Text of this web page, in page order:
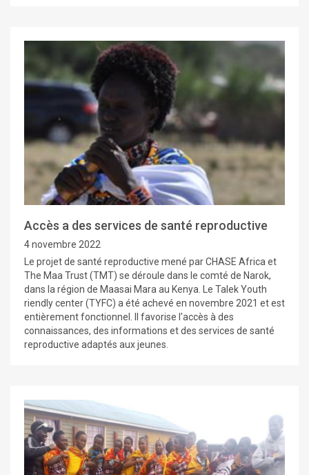
Accès a des services de santé reproductive
4 novembre 2022
Le projet de santé reproductive mené par CHASE Africa et
The Maa Trust (TMT) se déroule dans le comté de Narok,
dans la région de Maasai Mara au Kenya. Le Talek Youth
riendly center (TYFC) a été achevé en novembre 2021 et est
entièrement fonctionnel. Il favorise l'accès à des
connaissances, des informations et des services de santé
reproductive adaptés aux jeunes.